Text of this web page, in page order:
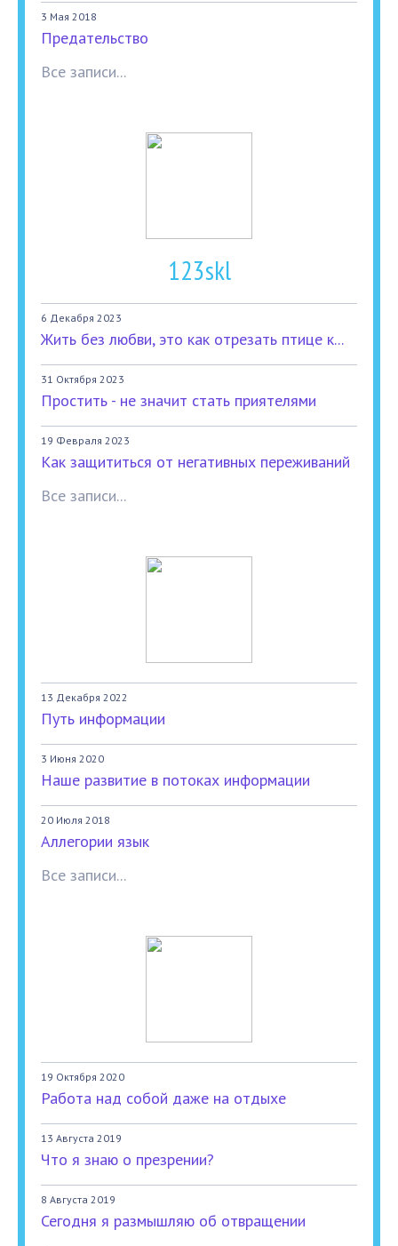
3 Мая 2018
Предательство
Все записи...
123skl
6 Декабря 2023
Жить без любви, это как отрезать птице к...
31 Октября 2023
Простить - не значит стать приятелями
19 Февраля 2023
Как защититься от негативных переживаний
Все записи...
13 Декабря 2022
Путь информации
3 Июня 2020
Наше развитие в потоках информации
20 Июля 2018
Аллегории язык
Все записи...
19 Октября 2020
Работа над собой даже на отдыхе
13 Августа 2019
Что я знаю о презрении?
8 Августа 2019
Сегодня я размышляю об отвращении